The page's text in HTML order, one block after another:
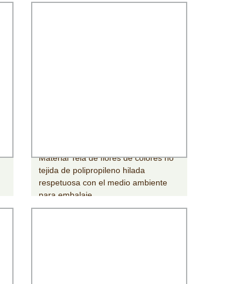
Material Tela de flores de colores no
tejida de polipropileno hilada
respetuosa con el medio ambiente
para embalaje